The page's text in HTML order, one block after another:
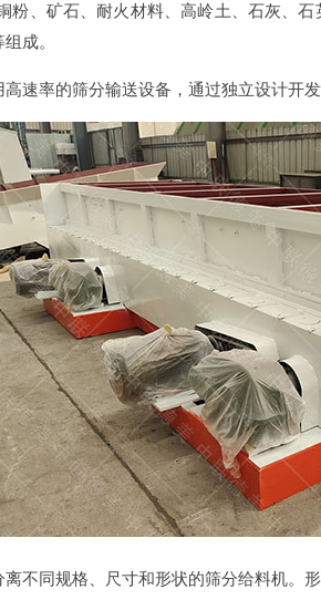
粉、矿石、耐火材料、高岭土、石灰、
成。
速率的筛分输送设备，通过独立设计开
不同规格、尺寸和形状的筛分给料机。